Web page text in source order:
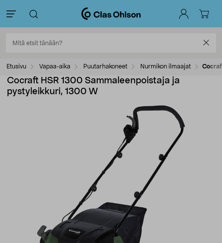
Etusivu Vapaa-aika Puutarhakoneet Nurmikon ilmaajat
Cocraft HSR 1300 Sammaleenpoistaja ja
pystyleikkuri, 1300 W